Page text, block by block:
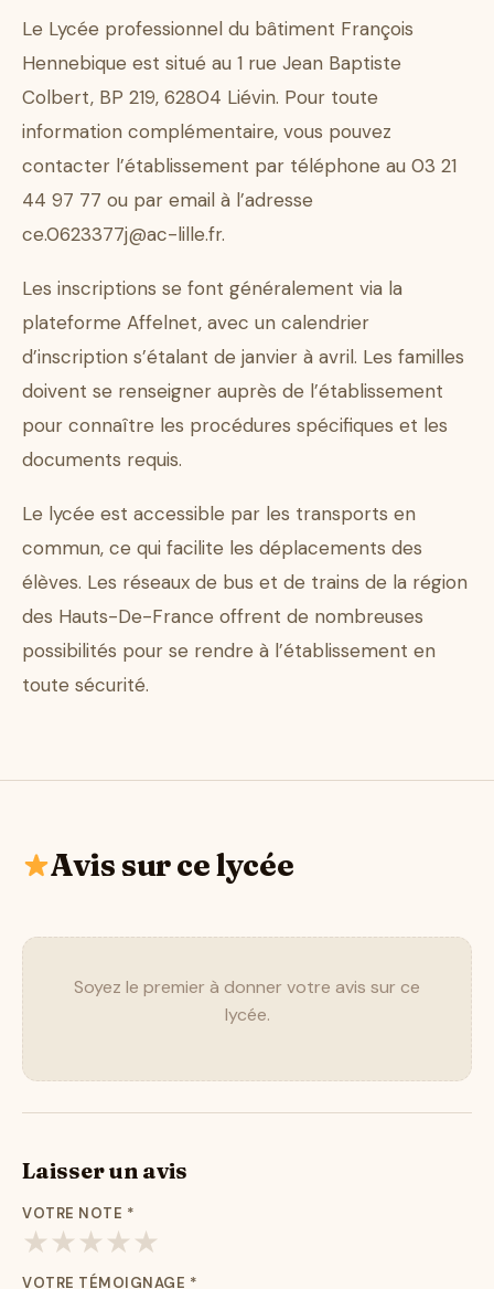
Le Lycée professionnel du bâtiment François
Hennebique est situé au 1 rue Jean Baptiste
Colbert, BP 219, 62804 Liévin. Pour toute
information complémentaire, vous pouvez
contacter l’établissement par téléphone au 03 21
44 97 77 ou par email à l’adresse
ce.0623377j@ac-lille.fr.
Les inscriptions se font généralement via la
plateforme Affelnet, avec un calendrier
d’inscription s’étalant de janvier à avril. Les familles
doivent se renseigner auprès de l’établissement
pour connaître les procédures spécifiques et les
documents requis.
Le lycée est accessible par les transports en
commun, ce qui facilite les déplacements des
élèves. Les réseaux de bus et de trains de la région
des Hauts-De-France offrent de nombreuses
possibilités pour se rendre à l’établissement en
toute sécurité.
Avis sur ce lycée
Soyez le premier à donner votre avis sur ce
lycée.
Laisser un avis
VOTRE NOTE *
★★★★★
VOTRE TÉMOIGNAGE *